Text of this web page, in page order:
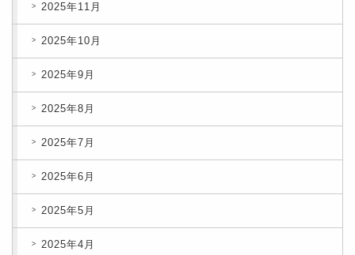
2025年11月
2025年10月
2025年9月
2025年8月
2025年7月
2025年6月
2025年5月
2025年4月